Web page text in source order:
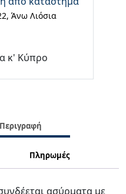
Άνω Λιόσια
κ' Κύπρο
Πληρωμές
ασύρματα με